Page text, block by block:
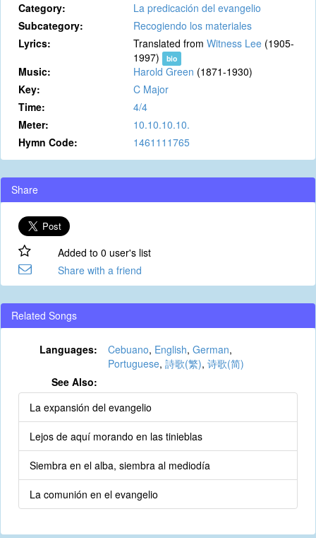
Category:
La predicación del evangelio
Subcategory:
Recogiendo los materiales
Lyrics:
Translated from Witness Lee (1905-
1997)
bio
Music: Harold Green (1871-1930)
Key:
C Major
Time:
4/4
Meter:
10.10.10.10.
Hymn Code:
1461111765
Share
Added to 0 user's list
Share with a friend
Related Songs
Languages: Cebuano, English, German,
Portuguese, 詩歌(繁), 诗歌(简)
See Also:
La expansión del evangelio
Lejos de aquí morando en las tinieblas
Siembra en el alba, siembra al mediodía
La comunión en el evangelio